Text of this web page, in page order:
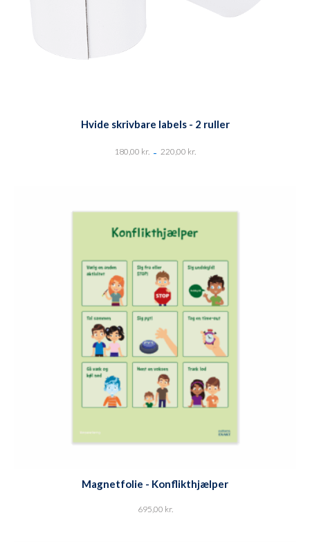
Hvide skrivbare labels - 2 ruller
180,00 kr. - 220,00 kr.
Magnetfolie - Konflikthjælper
695,00 kr.